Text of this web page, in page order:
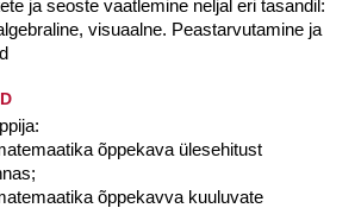
ja seoste vaatlemine neljal eri tasandil:
visuaalne. Peastarvutamine ja
õppekava ülesehitust
õppekavva kuuluvate